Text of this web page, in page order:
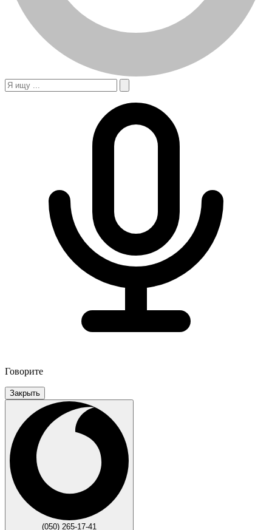
Говорите
Закрыть
(050) 265-17-41